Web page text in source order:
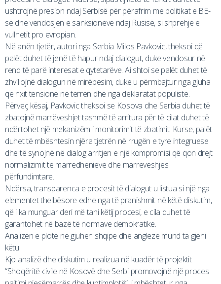
ushtrojnë presion ndaj Serbisë për përafrim me politikat e BE-
së dhe vendosjen e sanksioneve ndaj Rusisë, si shprehje e
vullnetit pro evropian.
Në anën tjetër, autori nga Serbia Milos Pavkovic, theksoi që
palët duhet të jenë të hapur ndaj dialogut, duke vendosur në
rend të parë interesat e qytetarëve. Ai shtoi se palët duhet të
zhvillojnë dialogun në mirëbesim, duke u përmbajtur nga gjuha
që nxit tensione në terren dhe nga deklaratat populiste.
Përveç kësaj, Pavkovic theksoi se Kosova dhe Serbia duhet të
zbatojnë marrëveshjet tashmë të arritura për të cilat duhet të
ndërtohet një mekanizëm i monitorimit të zbatimit. Kurse, palët
duhet të mbështesin njëra tjetrën në rrugën e tyre integruese
dhe të synojnë në dialog arritjen e një kompromisi që qon drejt
normalizimit të marrëdhënieve dhe marrëveshjes
përfundimtare.
Ndërsa, transparenca e procesit të dialogut u listua si një nga
elementet thelbësore edhe nga të pranishmit në këtë diskutim,
që i ka munguar deri më tani këtij procesi, e cila duhet të
garantohet në bazë të normave demokratike.
Analizën e plotë në gjuhen shqipe dhe angleze mund ta gjeni
këtu.
Kjo analizë dhe diskutim u realizua në kuadër të projektit
“Shoqëritë civile në Kosovë dhe Serbi promovojnë një proces